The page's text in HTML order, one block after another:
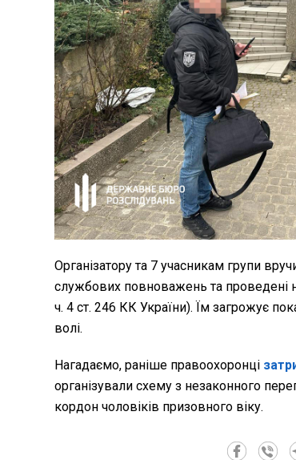
Організатору та 7 учасникам групи
службових повноважень та проведені
ч. 4 ст. 246 КК України). Їм загрожує
волі.
Нагадаємо, раніше правоохоронці
організували схему з незаконного
кордон чоловіків призовного віку.